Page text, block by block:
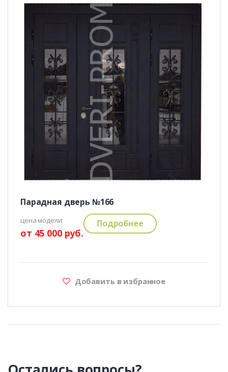
Парадная дверь №166
цена модели:
от 45 000 руб.
Подробнее
Добавить в избранное